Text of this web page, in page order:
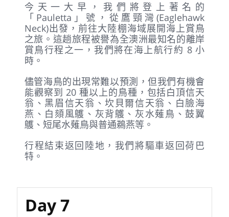
今天一大早，我們將登上著名的
「Pauletta」號，從鷹頸灣(Eaglehawk
Neck)出發，前往大陸棚海域展開海上賞鳥
之旅。這趟旅程被譽為全澳洲最知名的離岸
賞鳥行程之一，我們將在海上航行約 8 小
時。
儘管海鳥的出現常難以預測，但我們有機會
能觀察到 20 種以上的鳥種，包括白頂信天
翁、黑眉信天翁、坎貝爾信天翁、白臉海
燕、白頦風鸌、灰背鸌、灰水薙鳥、鼓翼
鸌、短尾水薙鳥與普通鵜燕等。
行程結束返回陸地，我們將驅車返回荷巴
特。
Day 7